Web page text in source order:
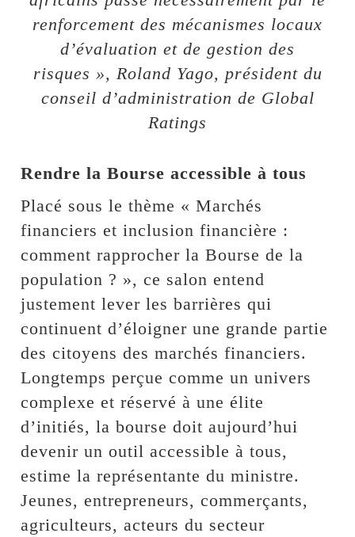
renforcement des mécanismes locaux
d’évaluation et de gestion des
risques », Roland Yago, président du
conseil d’administration de Global
Ratings
Rendre la Bourse accessible à tous
Placé sous le thème « Marchés
financiers et inclusion financière :
comment rapprocher la Bourse de la
population ? », ce salon entend
justement lever les barrières qui
continuent d’éloigner une grande partie
des citoyens des marchés financiers.
Longtemps perçue comme un univers
complexe et réservé à une élite
d’initiés, la bourse doit aujourd’hui
devenir un outil accessible à tous,
estime la représentante du ministre.
Jeunes, entrepreneurs, commerçants,
agriculteurs, acteurs du secteur